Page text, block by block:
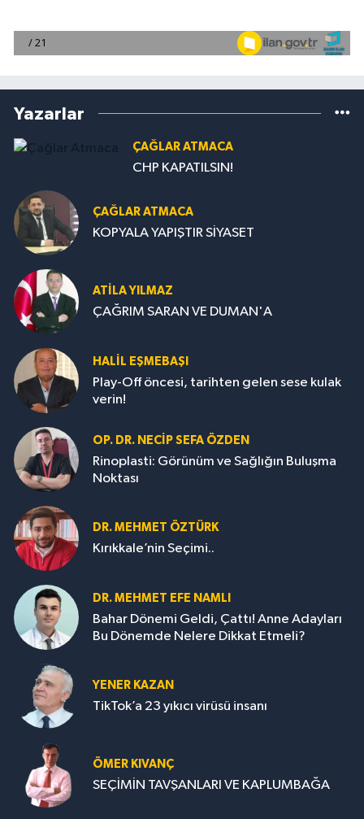
Yazarlar
ÇAĞLAR ATMACA
CHP KAPATILSIN!
ÇAĞLAR ATMACA
KOPYALA YAPIŞTIR SİYASET
ATILA YILMAZ
ÇAĞRIM SARAN VE DUMAN'A
HALIL EŞMEBAŞI
Play-Off öncesi, tarihten gelen sese kulak
verin!
OP. DR. NECIP SEFA ÖZDEN
Rinoplasti: Görünüm ve Sağlığın Buluşma
Noktası
DR. MEHMET ÖZTÜRK
Kırıkkale’nin Seçimi..
DR. MEHMET EFE NAMLI
Bahar Dönemi Geldi, Çattı! Anne Adayları
Bu Dönemde Nelere Dikkat Etmeli?
YENER KAZAN
TikTok’a 23 yıkıcı virüsü insanı
ÖMER KIVANÇ
SEÇİMİN TAVŞANLARI VE KAPLUMBAĞA